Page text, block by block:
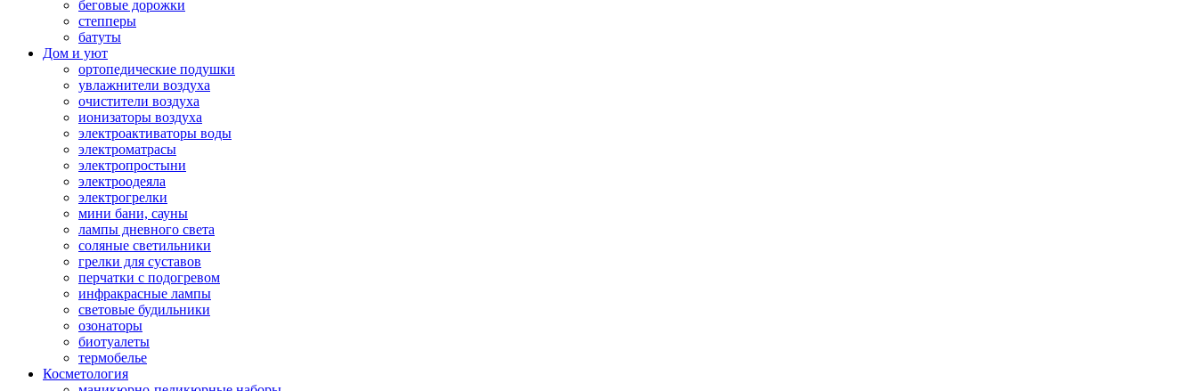
беговые дорожки
степперы
батуты
Дом и уют
ортопедические подушки
увлажнители воздуха
очистители воздуха
ионизаторы воздуха
электроактиваторы воды
электроматрасы
электропростыни
электроодеяла
электрогрелки
мини бани, сауны
лампы дневного света
соляные светильники
грелки для суставов
перчатки с подогревом
инфракрасные лампы
световые будильники
озонаторы
биотуалеты
термобелье
Косметология